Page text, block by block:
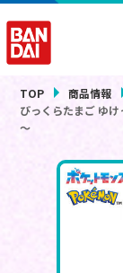
TOP
商品情報
びっくらたまご ゆ
～